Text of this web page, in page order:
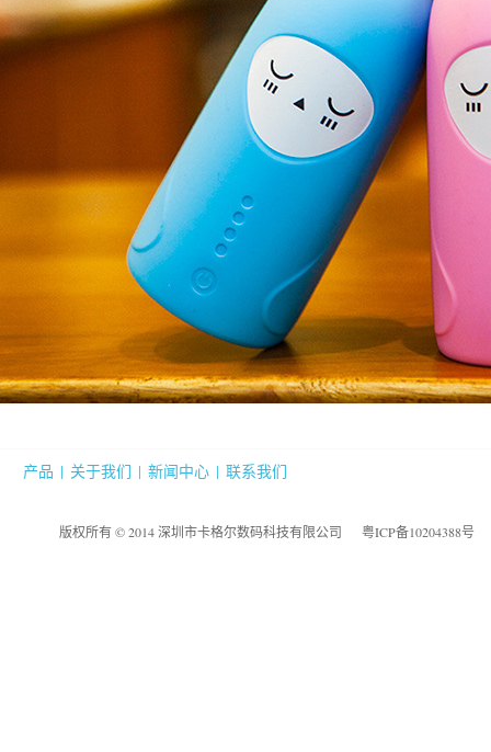
产品 | 关于我们 | 新闻中心 | 联系我们
版权所有 © 2014 深圳市卡格尔数码科技有限公司 粤ICP备10204388号